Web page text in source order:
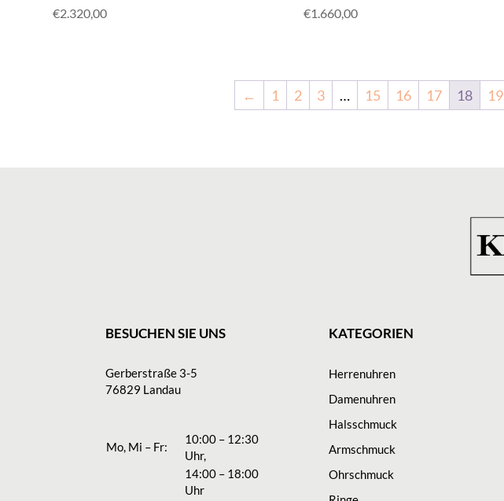
€2.320,00 €1.660,00
← 1 2 3 … 15 16 17 18 19
BESUCHEN SIE UNS
Gerberstraße 3-5
76829 Landau
Mo, Mi – Fr:
10:00 – 12:30
Uhr,
14:00 – 18:00
Uhr
KATEGORIEN
Herrenuhren
Damenuhren
Halsschmuck
Armschmuck
Ohrschmuck